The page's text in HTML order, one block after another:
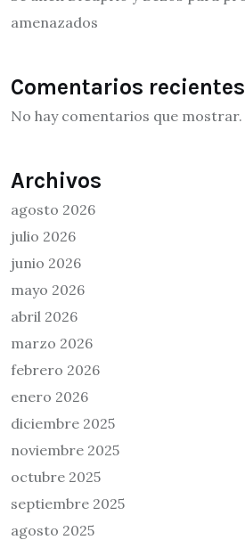
amenazados
Comentarios recientes
No hay comentarios que mostrar.
Archivos
agosto 2026
julio 2026
junio 2026
mayo 2026
abril 2026
marzo 2026
febrero 2026
enero 2026
diciembre 2025
noviembre 2025
octubre 2025
septiembre 2025
agosto 2025